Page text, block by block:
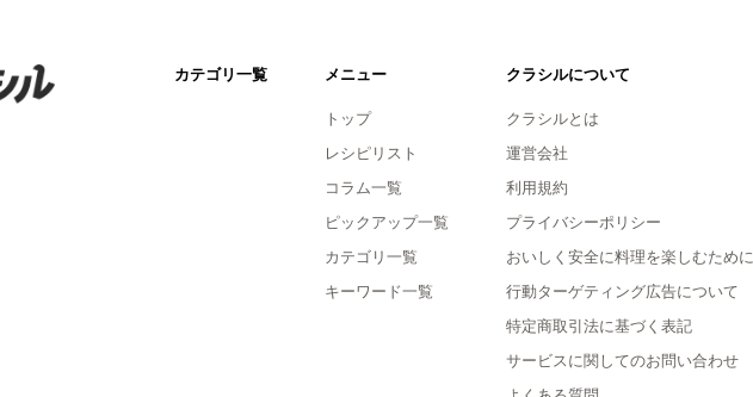
カテゴリ一覧 メニュー
トップ
レシピリスト
コラム一覧
ピックアップ一覧
カテゴリ一覧
キーワード一覧
クラシルについて
クラシルとは
運営会社
利用規約
プライバシーポリシー
おいしく安全に料理を楽しむために
行動ターゲティング広告について
特定商取引法に基づく表記
サービスに関してのお問い合わせ